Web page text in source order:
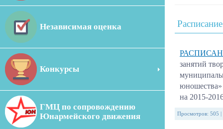
Независимая оценка
Конкурсы
ГМЦ по сопровождению
Юнармейского движения
Расписание
занятий
юношества»
на 2015-
Просмотров: 505